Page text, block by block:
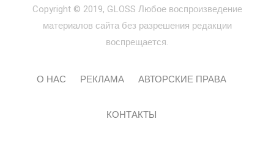
Copyright © 2019, GLOSS Любое воспроизведение
материалов сайта без разрешения редакции
воспрещается.
О НАС РЕКЛАМА АВТОРСКИЕ ПРАВА
КОНТАКТЫ